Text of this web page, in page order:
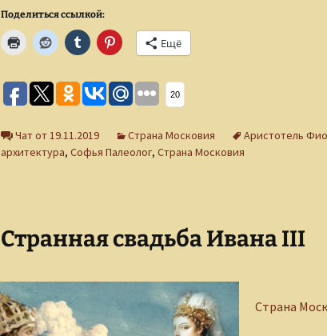
Поделиться ссылкой:
Ещё
20
Чат от 19.11.2019 Страна Московия Аристотель
архитектура, Софья Палеолог, Страна Московия
Странная свадьба Ивана III
Страна